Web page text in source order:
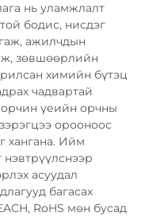
нь уламжлалт
бодис, нисдэг
ажилчдын
зөвшөөрлийн
химийн бүтэц
чадвартай
орчин үеийн орчны
орооноос
хангана. Ийм
асуудал
багасах
RoHS мөн бусад